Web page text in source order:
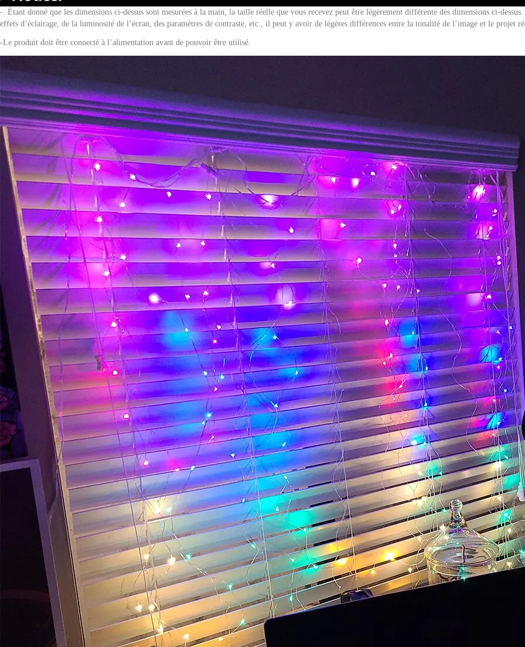
-. Étant donné que les dimensions ci-dessus sont mesurées à la main, la taille réelle que vous recevez peut être légèrement différente des dimensions ci-
effets d’éclairage, de la luminosité de l’écran, des paramètres de contraste, etc., il peut y avoir de légères différences entre la tonalité de l’image et le projet
-Le produit doit être connecté à l’alimentation avant de pouvoir être utilisé.